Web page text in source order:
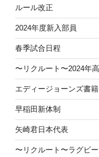
ルール改正
2024年度新入部員
春季試合日程
〜リクルート〜2024年
エディージョーンズ書籍
早稲田新体制
矢崎君日本代表
〜リクルート〜ラグビ